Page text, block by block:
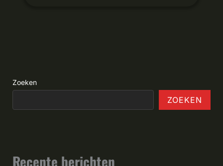
Zoeken
ZOEKEN
Recente berichten